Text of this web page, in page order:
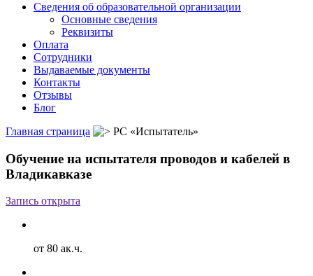
Сведения об образовательной организации
Основные сведения
Реквизиты
Оплата
Сотрудники
Выдаваемые документы
Контакты
Отзывы
Блог
Главная страница
РС «Испытатель»
Обучение на испытателя проводов и кабелей в
Владикавказе
Запись открыта
от 80 ак.ч.